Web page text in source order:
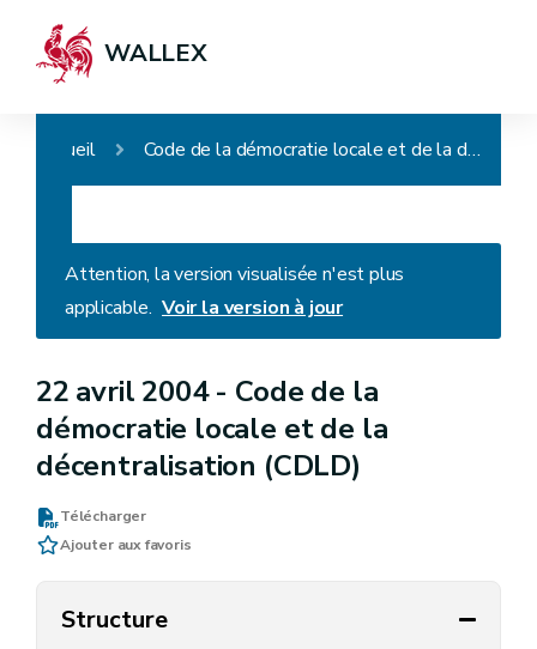
WALLEX
Accueil Code de la démocratie locale et de la décentralisation (CDLD)
Attention, la version visualisée n'est plus
applicable. Voir la version à jour
22 avril 2004 - Code de la
démocratie locale et de la
décentralisation (CDLD)
Télécharger
Ajouter aux favoris
Structure